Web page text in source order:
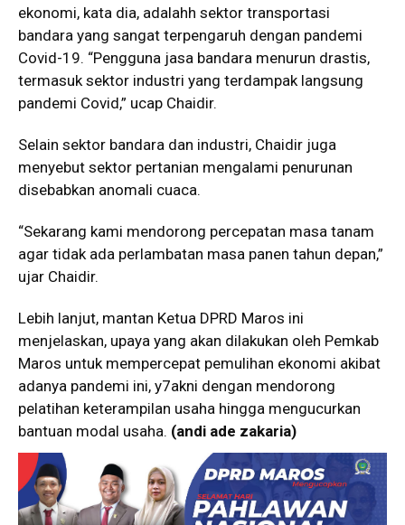
ekonomi, kata dia, adalahh sektor transportasi
bandara yang sangat terpengaruh dengan pandemi
Covid-19. “Pengguna jasa bandara menurun drastis,
termasuk sektor industri yang terdampak langsung
pandemi Covid,” ucap Chaidir.
Selain sektor bandara dan industri, Chaidir juga
menyebut sektor pertanian mengalami penurunan
disebabkan anomali cuaca.
“Sekarang kami mendorong percepatan masa tanam
agar tidak ada perlambatan masa panen tahun depan,”
ujar Chaidir.
Lebih lanjut, mantan Ketua DPRD Maros ini
menjelaskan, upaya yang akan dilakukan oleh Pemkab
Maros untuk mempercepat pemulihan ekonomi akibat
adanya pandemi ini, y7akni dengan mendorong
pelatihan keterampilan usaha hingga mengucurkan
bantuan modal usaha. (andi ade zakaria)